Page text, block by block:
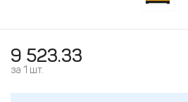
9 523.33
за 1 шт.